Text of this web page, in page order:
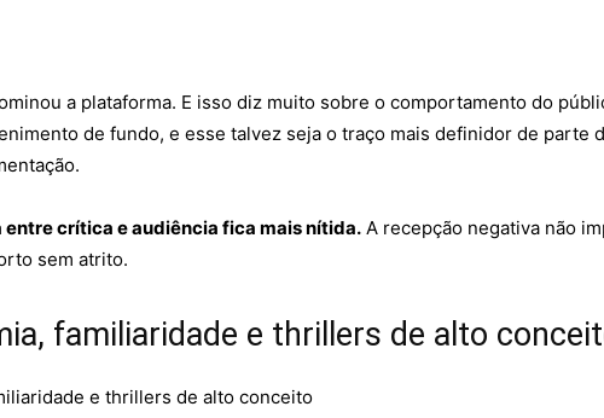
a plataforma. E isso diz muito sobre o comportamento do
de fundo, e esse talvez seja o traço mais definidor de
entre crítica e audiência fica mais nítida. A recepção negativa não
sem atrito.
familiaridade e thrillers de alto